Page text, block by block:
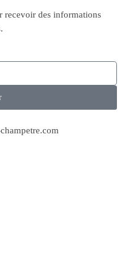
recevoir des informations